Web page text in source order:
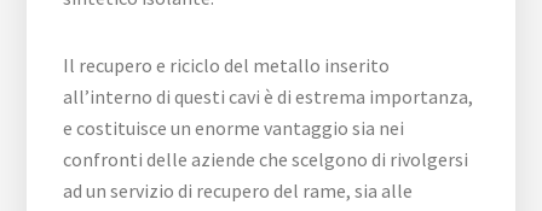
Il recupero e riciclo del metallo inserito
all’interno di questi cavi è di estrema importanza,
e costituisce un enorme vantaggio sia nei
confronti delle aziende che scelgono di rivolgersi
ad un servizio di recupero del rame, sia alle